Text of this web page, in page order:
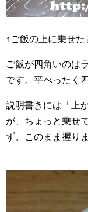
↑ご飯の上に乗せた
ご飯が四角いのは
です。平べったく
説明書きには「上
が、ちょっと乗せ
ず。このまま握り